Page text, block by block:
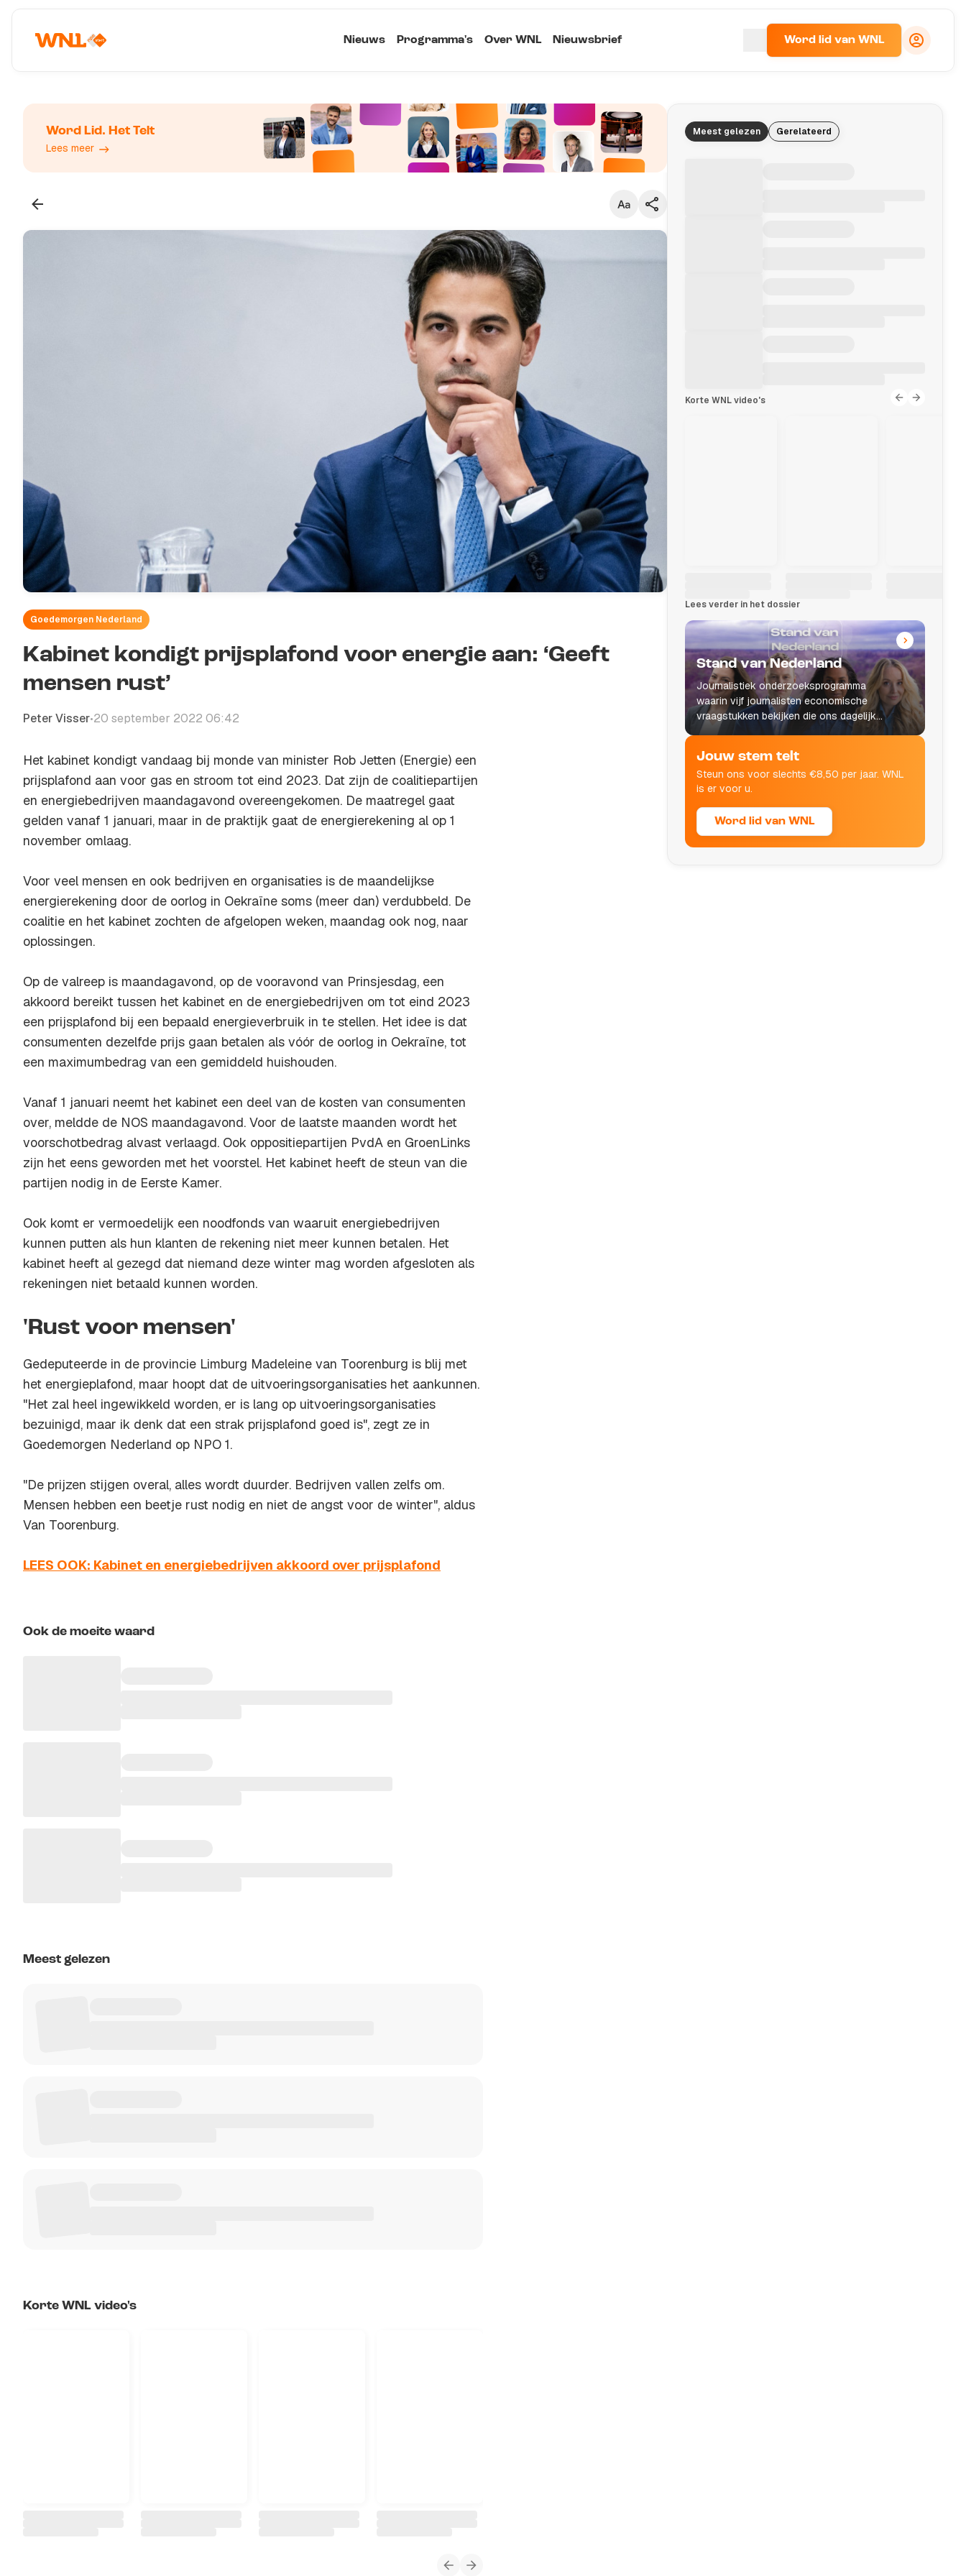
Nieuws Programma's Over WNL Nieuwsbrief Word lid van WNL
Word Lid. Het Telt
Lees meer
Goedemorgen Nederland
Kabinet kondigt prijsplafond voor energie aan: ‘Geeft
mensen rust’
Peter Visser•20 september 2022 06:42
Het kabinet kondigt vandaag bij monde van minister Rob Jetten (Energie) een
prijsplafond aan voor gas en stroom tot eind 2023. Dat zijn de coalitiepartijen
en energiebedrijven maandagavond overeengekomen. De maatregel gaat
gelden vanaf 1 januari, maar in de praktijk gaat de energierekening al op 1
november omlaag.
Voor veel mensen en ook bedrijven en organisaties is de maandelijkse
energierekening door de oorlog in Oekraïne soms (meer dan) verdubbeld. De
coalitie en het kabinet zochten de afgelopen weken, maandag ook nog, naar
oplossingen.
Op de valreep is maandagavond, op de vooravond van Prinsjesdag, een
akkoord bereikt tussen het kabinet en de energiebedrijven om tot eind 2023
een prijsplafond bij een bepaald energieverbruik in te stellen. Het idee is dat
consumenten dezelfde prijs gaan betalen als vóór de oorlog in Oekraïne, tot
een maximumbedrag van een gemiddeld huishouden.
Vanaf 1 januari neemt het kabinet een deel van de kosten van consumenten
over, meldde de NOS maandagavond. Voor de laatste maanden wordt het
voorschotbedrag alvast verlaagd. Ook oppositiepartijen PvdA en GroenLinks
zijn het eens geworden met het voorstel. Het kabinet heeft de steun van die
partijen nodig in de Eerste Kamer.
Ook komt er vermoedelijk een noodfonds van waaruit energiebedrijven
kunnen putten als hun klanten de rekening niet meer kunnen betalen. Het
kabinet heeft al gezegd dat niemand deze winter mag worden afgesloten als
rekeningen niet betaald kunnen worden.
'Rust voor mensen'
Gedeputeerde in de provincie Limburg Madeleine van Toorenburg is blij met
het energieplafond, maar hoopt dat de uitvoeringsorganisaties het aankunnen.
"Het zal heel ingewikkeld worden, er is lang op uitvoeringsorganisaties
bezuinigd, maar ik denk dat een strak prijsplafond goed is", zegt ze in
Goedemorgen Nederland op NPO 1.
"De prijzen stijgen overal, alles wordt duurder. Bedrijven vallen zelfs om.
Mensen hebben een beetje rust nodig en niet de angst voor de winter", aldus
Van Toorenburg.
LEES OOK: Kabinet en energiebedrijven akkoord over prijsplafond
Ook de moeite waard
Meest gelezen
Korte WNL video's
Meest gelezen Gerelateerd
Korte WNL video's
Lees verder in het dossier
Stand van Nederland
Journalistiek onderzoeksprogramma
waarin vijf journalisten economische
vraagstukken bekijken die ons dagelijks
leven raken.
Jouw stem telt
Steun ons voor slechts €8,50 per jaar. WNL
is er voor u.
Word lid van WNL